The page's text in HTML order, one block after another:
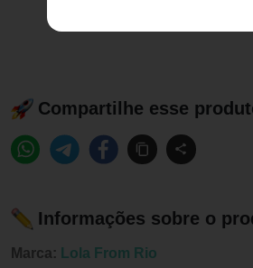
Compartilhe esse
Informações sobre o
Marca: Lola From Rio